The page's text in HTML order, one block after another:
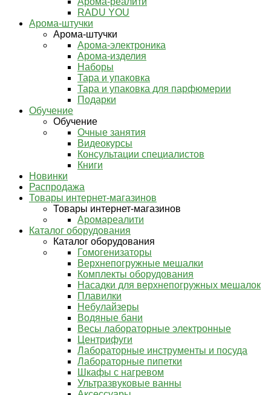
RADU YOU
Арома-штучки
Арома-штучки
Арома-электроника
Арома-изделия
Наборы
Тара и упаковка
Тара и упаковка для парфюмерии
Подарки
Обучение
Обучение
Очные занятия
Видеокурсы
Консультации специалистов
Книги
Новинки
Распродажа
Товары интернет-магазинов
Товары интернет-магазинов
Аромареалити
Каталог оборудования
Каталог оборудования
Гомогенизаторы
Верхнепогружные мешалки
Комплекты оборудования
Насадки для верхнепогружных мешалок
Плавилки
Небулайзеры
Водяные бани
Весы лабораторные электронные
Центрифуги
Лабораторные инструменты и посуда
Лабораторные пипетки
Шкафы с нагревом
Ультразвуковые ванны